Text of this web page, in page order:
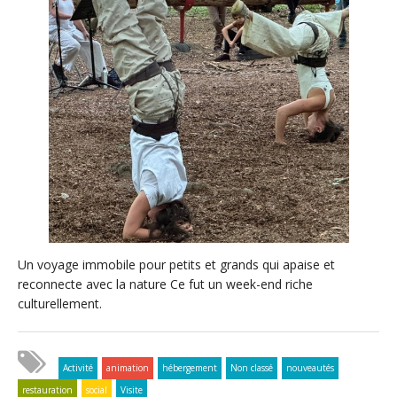
Un voyage immobile pour petits et grands qui apaise et
reconnecte avec la nature Ce fut un week-end riche
culturellement.
Activité animation hébergement Non classé
nouveautés
restauration
social Visite